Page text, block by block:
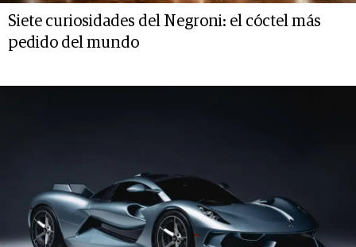
Siete curiosidades del Negroni: el cóctel más
pedido del mundo